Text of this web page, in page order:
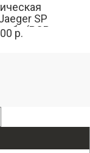
SP
(PCP,
ствол
р.